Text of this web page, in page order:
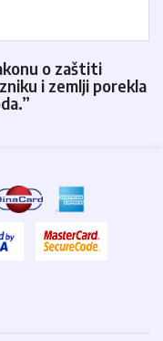
o zaštiti
i zemlji porekla